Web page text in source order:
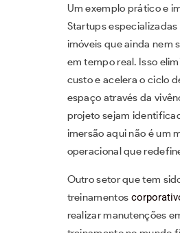
Um exemplo prático e
Startups
imóveis que ainda nem
em tempo real. Isso
custo e acelera o ciclo
espaço através da
projeto sejam
imersão aqui não é um
operacional que
Outro setor que tem
treinamentos
realizar manutenções